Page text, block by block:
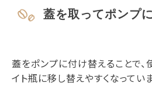
蓋を取ってポンプ
蓋をポンプに付け替えることで、
イト瓶に移し替えやすくなってい